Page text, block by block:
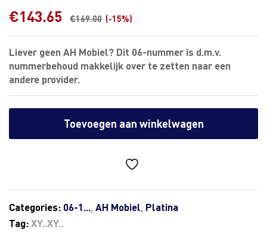
€143.65 €169.00 (-15%)
Liever geen AH Mobiel? Dit 06-nummer is d.m.v.
nummerbehoud makkelijk over te zetten naar een
andere provider.
Toevoegen aan winkelwagen
Categories: 06-1..., AH Mobiel, Platina
Tag:XY..XY..